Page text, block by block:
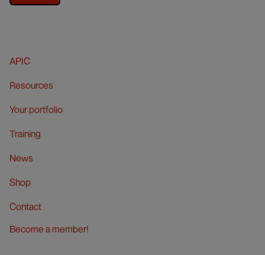
APIC
Resources
Your portfolio
Training
News
Shop
Contact
Become a member!